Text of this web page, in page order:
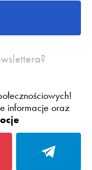
informacje oraz